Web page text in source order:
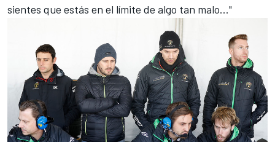
sientes que estás en el límite de algo tan malo..."